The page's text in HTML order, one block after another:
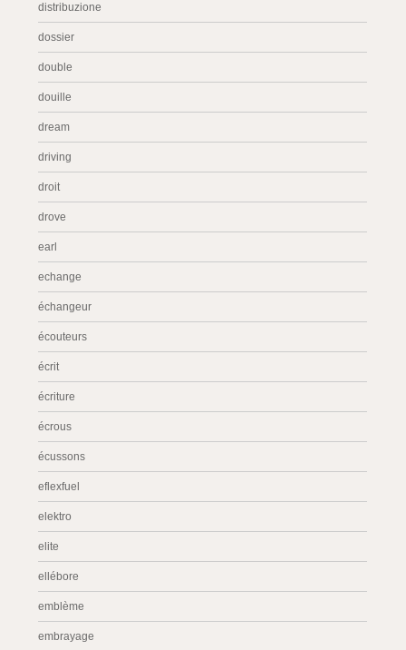
distribuzione
dossier
double
douille
dream
driving
droit
drove
earl
echange
échangeur
écouteurs
écrit
écriture
écrous
écussons
eflexfuel
elektro
elite
ellébore
emblème
embrayage